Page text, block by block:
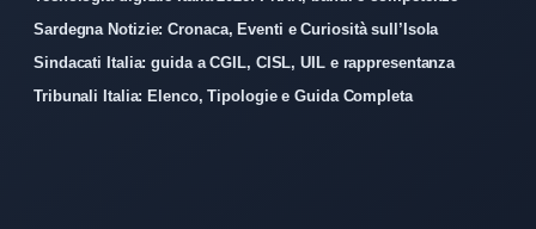
Sardegna Notizie: Cronaca, Eventi e Curiosità sull’Isola
Sindacati Italia: guida a CGIL, CISL, UIL e rappresentanza
Tribunali Italia: Elenco, Tipologie e Guida Completa